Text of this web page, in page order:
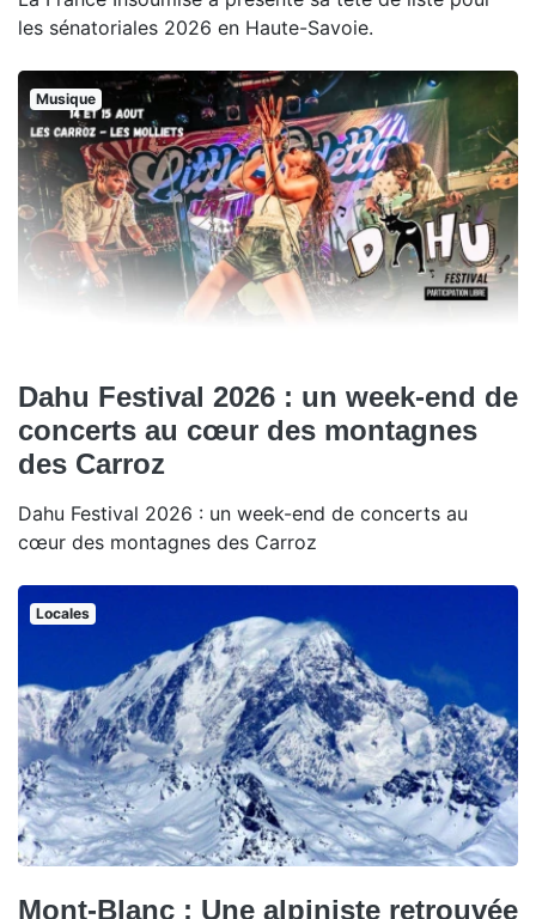
les sénatoriales 2026 en Haute-Savoie.
Musique
Dahu Festival 2026 : un week-end de
concerts au cœur des montagnes
des Carroz
Dahu Festival 2026 : un week-end de concerts au
cœur des montagnes des Carroz
Locales
Mont-Blanc : Une alpiniste retrouvée